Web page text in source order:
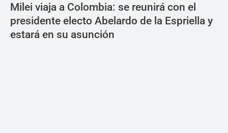
Milei viaja a Colombia: se reunirá con el
presidente electo Abelardo de la Espriella y
estará en su asunción